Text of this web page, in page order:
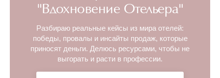
"Вдохновение Отельера"
Разбираю реальные кейсы из мира отелей:
победы, провалы и инсайты продаж, которые
приносят деньги. Делюсь ресурсами, чтобы не
выгорать и расти в профессии.